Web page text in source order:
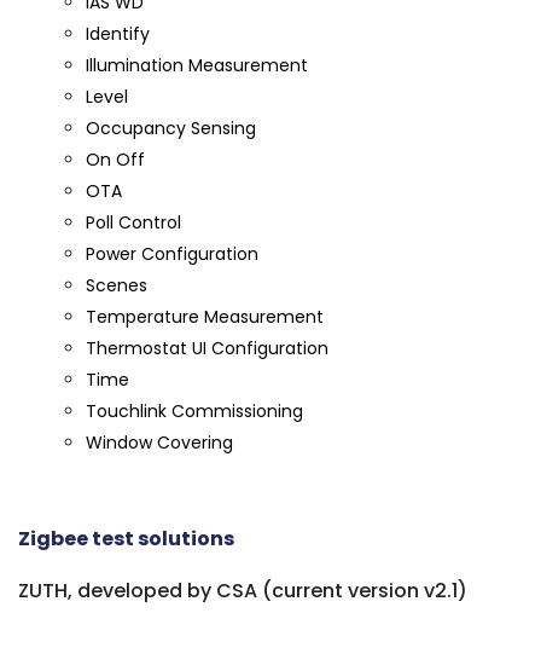
Identify
Illumination Measurement
Level
Occupancy Sensing
On Off
OTA
Poll Control
Power Configuration
Scenes
Temperature Measurement
Thermostat UI Configuration
Time
Touchlink Commissioning
Window Covering
Zigbee test solutions
ZUTH, developed by CSA (current version v2.1)